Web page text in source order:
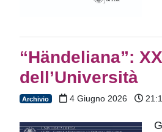
“Händeliana”:
dell’Università
Archivio 4 Giugno 2026